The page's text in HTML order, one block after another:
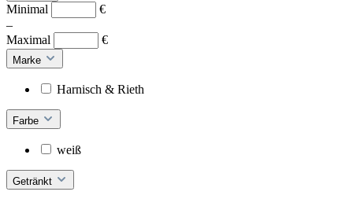
Minimal
€
–
Maximal
€
Marke
Harnisch & Rieth
Farbe
weiß
Getränkt